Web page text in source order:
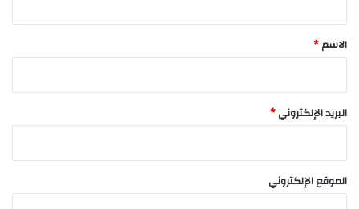
*
الاسم*
البريد الإلكتروني*
الموقع الإلكتروني